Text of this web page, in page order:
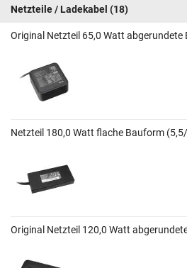
Netzteile / Ladekabel (18)
Original Netzteil 65,0 Watt
Netzteil 180,0 Watt flache Bauform
Original Netzteil 120,0 Watt